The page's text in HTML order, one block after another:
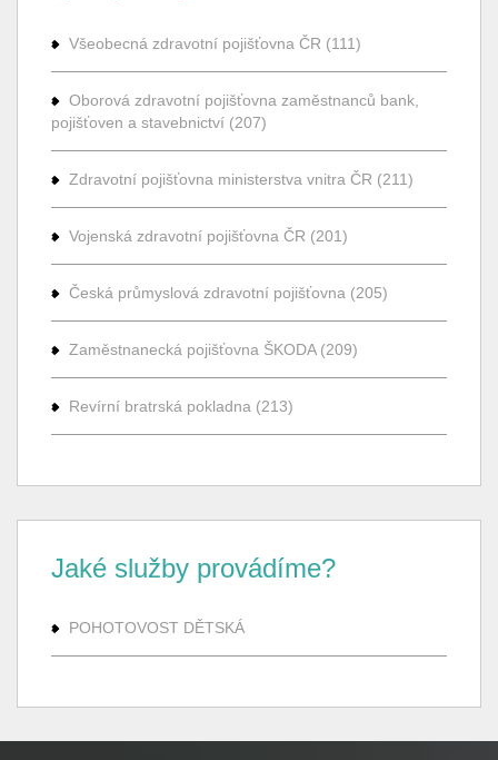
Všeobecná zdravotní pojišťovna ČR (111)
Oborová zdravotní pojišťovna zaměstnanců bank,
pojišťoven a stavebnictví (207)
Zdravotní pojišťovna ministerstva vnitra ČR (211)
Vojenská zdravotní pojišťovna ČR (201)
Česká průmyslová zdravotní pojišťovna (205)
Zaměstnanecká pojišťovna ŠKODA (209)
Revírní bratrská pokladna (213)
Jaké služby provádíme?
POHOTOVOST DĚTSKÁ